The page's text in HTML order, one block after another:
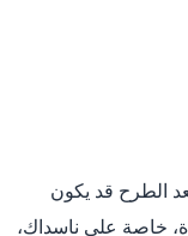
الطرح قد يكون
خاصة على ناسداك،